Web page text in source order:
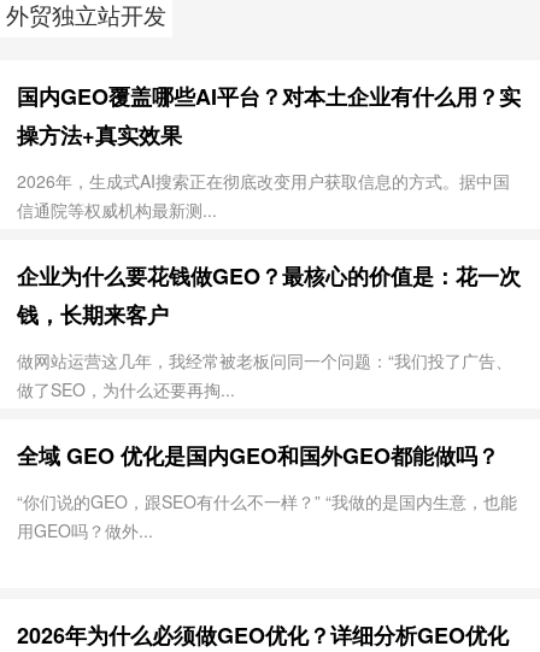
外贸独立站开发
国内GEO覆盖哪些AI平台？对本土企业有什么用？实
操方法+真实效果
2026年，生成式AI搜索正在彻底改变用户获取信息的方式。据中国
信通院等权威机构最新测...
企业为什么要花钱做GEO？最核心的价值是：花一次
钱，长期来客户
做网站运营这几年，我经常被老板问同一个问题：“我们投了广告、
做了SEO，为什么还要再掏...
全域 GEO 优化是国内GEO和国外GEO都能做吗？
“你们说的GEO，跟SEO有什么不一样？” “我做的是国内生意，也能
用GEO吗？做外...
2026年为什么必须做GEO优化？详细分析GEO优化